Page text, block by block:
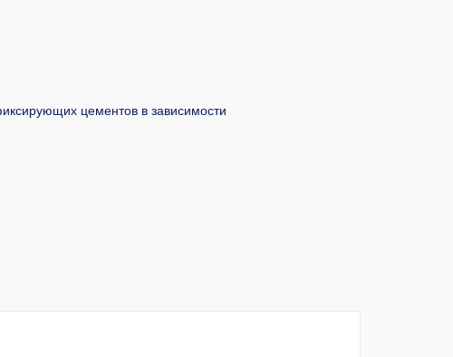
цементов в зависимости